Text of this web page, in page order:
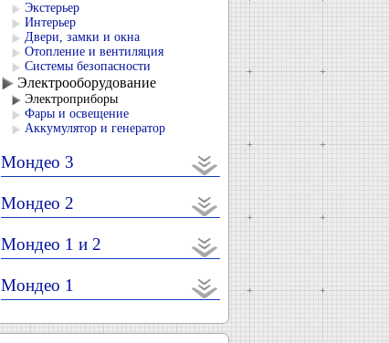
Экстерьер
Интерьер
Двери, замки и окна
Отопление и вентиляция
Системы безопасности
Электрооборудование
Электроприборы
Фары и освещение
Аккумулятор и генератор
Мондео 3
Мондео 2
Мондео 1 и 2
Мондео 1